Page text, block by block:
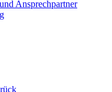
Ansprechpartner